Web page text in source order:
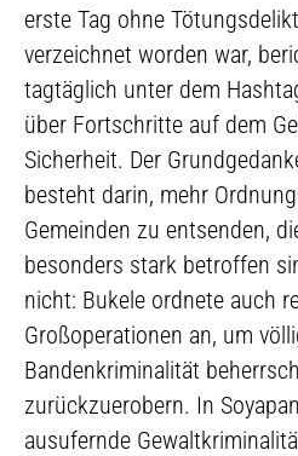
erste Tag ohne
verzeichnet worden war,
tagtäglich unter dem
über Fortschritte auf dem
Sicherheit. Der
besteht darin, mehr
Gemeinden zu entsenden,
besonders stark betroffen
nicht: Bukele ordnete auch
Großoperationen an, um
Bandenkriminalität
zurückzuerobern. In
ausufernde